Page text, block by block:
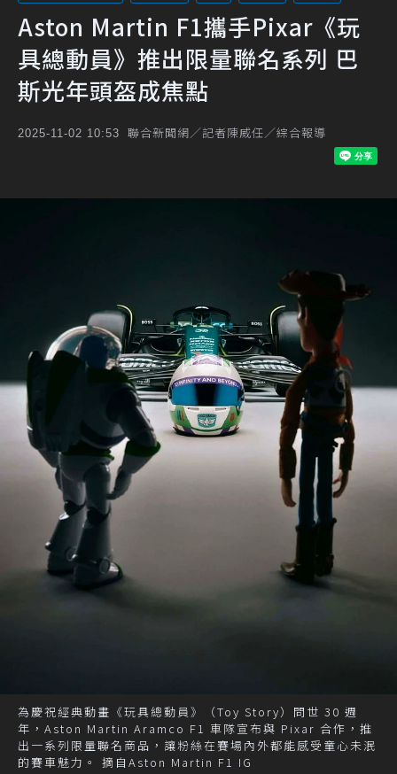
Aston Martin F1攜手Pixar《玩
具總動員》推出限量聯名系列 巴
斯光年頭盔成焦點
2025-11-02 10:53 聯合新聞網／記者陳威任／綜合報導
為慶祝經典動畫《玩具總動員》（Toy Story）問世 30 週
年，Aston Martin Aramco F1 車隊宣布與 Pixar 合作，推
出一系列限量聯名商品，讓粉絲在賽場內外都能感受童心未泯
的賽車魅力。 摘自Aston Martin F1 IG